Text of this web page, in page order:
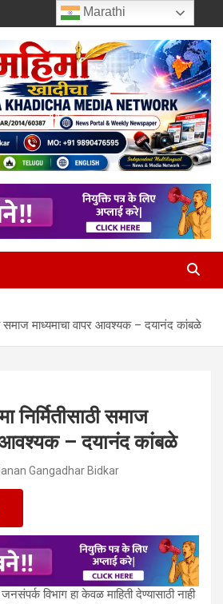
समाज माध्यमाचा वापर आवश्यक – दयानंद कांबळे
निर्मितीसाठी समाज
आवश्यक – दयानंद कांबळे
Gangadhar Bidkar
विभाग हा केवळ माहिती देण्यासाठी नाही
Marathi